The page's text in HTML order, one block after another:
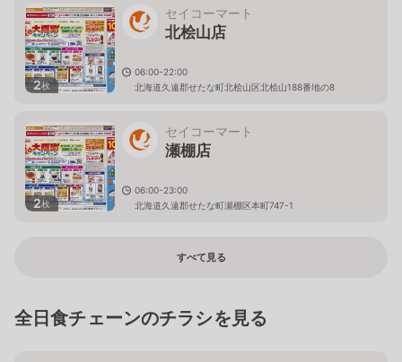
2枚
セイコーマート
北桧山店
06:00-22:00
北海道久遠郡せたな町北桧山区北桧山188番地の8
2枚
セイコーマート
瀬棚店
06:00-23:00
北海道久遠郡せたな町瀬棚区本町747-1
すべて見る
全日食チェーンのチラシを見る